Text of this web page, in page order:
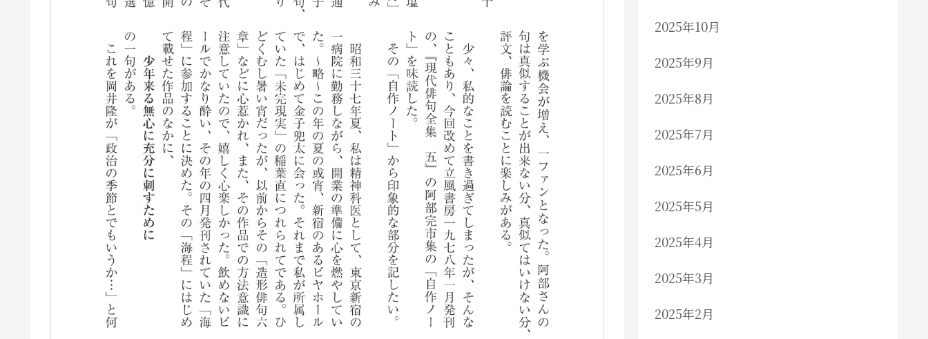
2025年10月
2025年9月
2025年8月
2025年7月
2025年6月
2025年5月
2025年4月
2025年3月
2025年2月